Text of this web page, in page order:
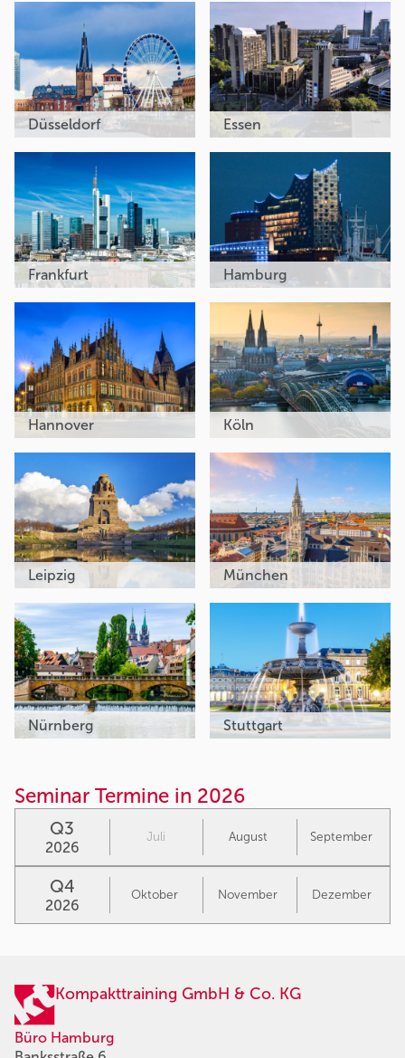
Düsseldorf Essen
Frankfurt Hamburg
Hannover Köln
Leipzig München
Nürnberg Stuttgart
Seminar Termine in 2026
Q3
2026
Juli August September
Q4
2026
Oktober November Dezember
Kompakttraining GmbH & Co. KG
Büro Hamburg